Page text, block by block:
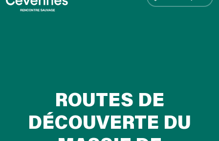
ROUTES DE
DÉCOUVERTE DU